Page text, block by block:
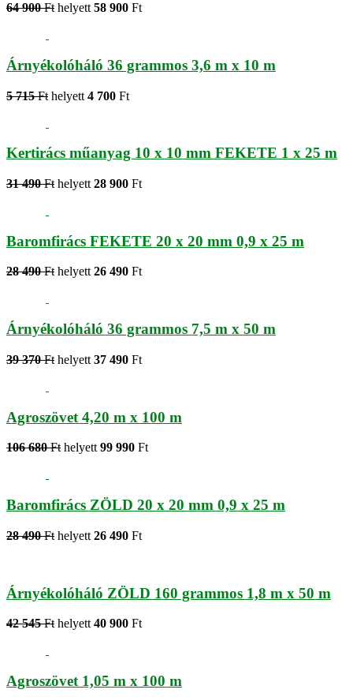
64 900 Ft helyett 58 900 Ft
Árnyékolóháló 36 grammos 3,6 m x 10 m
5 715 Ft helyett 4 700 Ft
Kertirács műanyag 10 x 10 mm FEKETE 1 x 25 m
31 490 Ft helyett 28 900 Ft
Baromfirács FEKETE 20 x 20 mm 0,9 x 25 m
28 490 Fthelyett26 490 Ft
Árnyékolóháló 36 grammos 7,5 m x 50 m
39 370 Ft helyett 37 490 Ft
Agroszövet 4,20 m x 100 m
106 680 Ft helyett 99 990 Ft
Baromfirács ZÖLD 20 x 20 mm 0,9 x 25 m
28 490 Ft helyett 26 490 Ft
Árnyékolóháló ZÖLD 160 grammos 1,8 m x 50 m
42 545 Ft helyett 40 900 Ft
Agroszövet 1,05 m x 100 m